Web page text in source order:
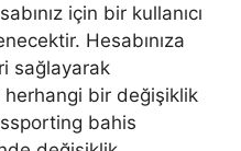
için bir kullanıcı
Hesabınıza
sağlayarak
herhangi bir değişiklik
bahis